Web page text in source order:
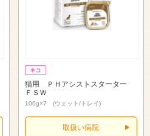
猫用 ＰＨアシストスターター
ＦＳＷ
100g×7 (ウェット/トレイ)
取扱い病院